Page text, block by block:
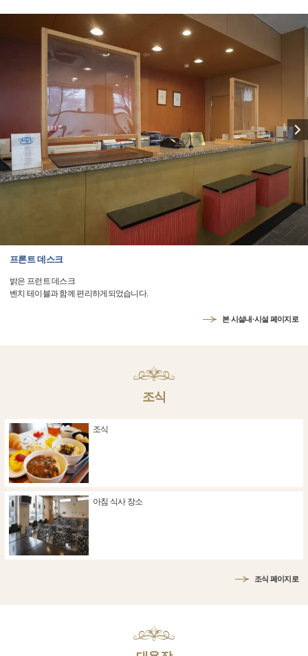
프론트 데스크
밝은 프런트 데스크
벤치 테이블과 함께 편리하게되었습니다.
본 시설내·시설 페이지로
조식
조식
아침 식사 장소
조식 페이지로